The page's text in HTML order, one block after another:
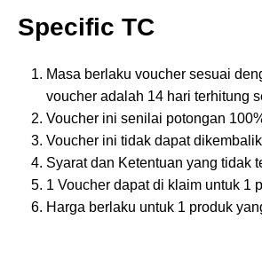
Specific TC
Masa berlaku voucher sesuai
voucher adalah 14 hari terhitung
Voucher ini senilai potongan
Voucher ini tidak dapat
Syarat dan Ketentuan yang tidak
1 Voucher dapat di klaim untuk 1
Harga berlaku untuk 1 produk